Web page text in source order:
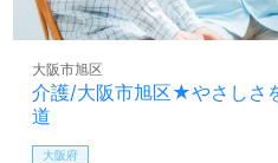
介護/大阪市旭区★やさしさ
道
大阪市旭区
大阪府